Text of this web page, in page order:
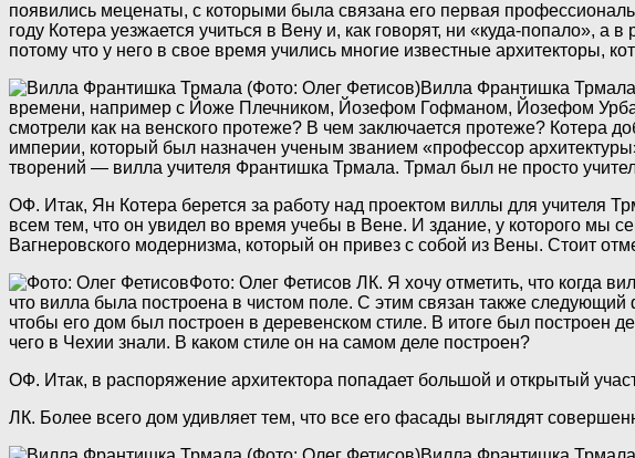
появились меценаты, с которыми была связана его первая
году Котера уезжается учиться в Вену и, как говорят, ни «куда-попало»,
потому что у него в свое время учились многие известные архитекторы,
Вилла Франтишка
времени, например с Йоже Плечником, Йозефом Гофманом, Йозефом
смотрели как на венского протеже? В чем заключается протеже?
империи, который был назначен ученым званием «профессор
творений — вилла учителя Франтишка Трмала. Трмал был не просто
ОФ. Итак, Ян Котера берется за работу над проектом виллы для учителя
всем тем, что он увидел во время учебы в Вене. И здание, у которого мы
Вагнеровского модернизма, который он привез с собой из Вены. Стоит
Фото: Олег Фетисов ЛК. Я хочу отметить, что когда
что вилла была построена в чистом поле. С этим связан также
чтобы его дом был построен в деревенском стиле. В итоге был построен
чего в Чехии знали. В каком стиле он на самом деле построен?
ОФ. Итак, в распоряжение архитектора попадает большой и открытый
ЛК. Более всего дом удивляет тем, что все его фасады выглядят